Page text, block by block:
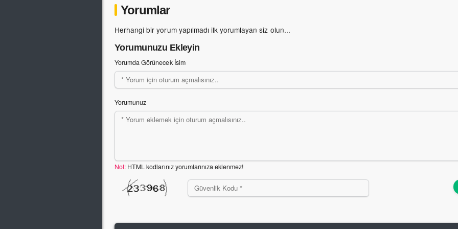
Yorumlar
Herhangi bir yorum yapılmadı ilk yorumlayan siz olun...
Yorumunuzu Ekleyin
Yorumda Görünecek İsim
Yorumunuz
Not: HTML kodlarınız yorumlarınıza eklenmez!